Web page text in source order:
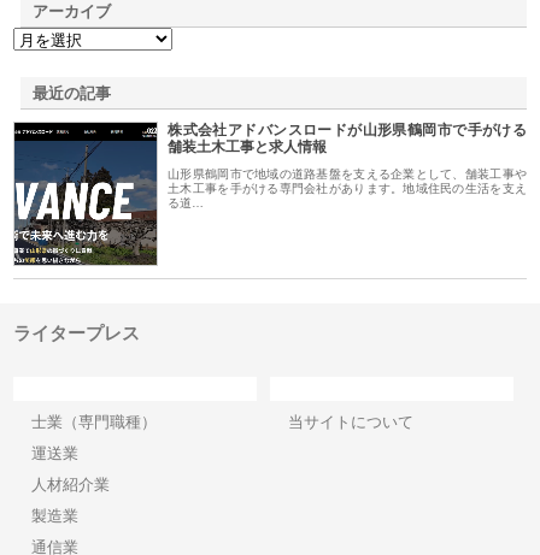
アーカイブ
最近の記事
株式会社アドバンスロードが山形県鶴岡市で手がける
舗装土木工事と求人情報
山形県鶴岡市で地域の道路基盤を支える企業として、舗装工事や
土木工事を手がける専門会社があります。地域住民の生活を支え
る道…
ライタープレス
士業（専門職種）
運送業
人材紹介業
製造業
通信業
当サイトについて